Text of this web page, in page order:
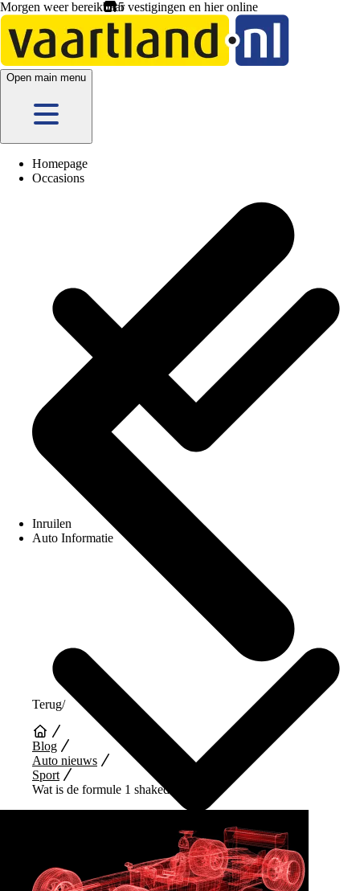
5 vestigingen en hieronline
Morgen weer bereikbaar
Open main menu
Homepage
Occasions
Inruilen
Auto Informatie
Auto Diensten
Terug/
Blog
Auto nieuws
Sport
Wat is de formule 1 shakedown